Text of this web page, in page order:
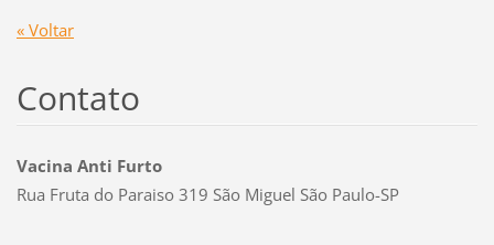
« Voltar
Contato
Vacina Anti Furto
Rua Fruta do Paraiso 319 São Miguel São Paulo-SP